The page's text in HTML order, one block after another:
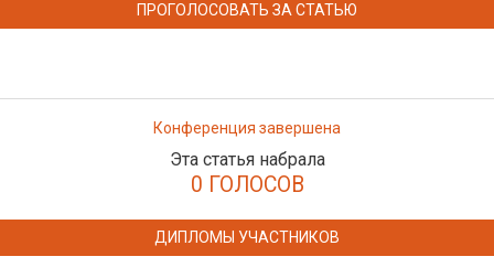
ПРОГОЛОСОВАТЬ ЗА СТАТЬЮ
Конференция завершена
Эта статья набрала
0 ГОЛОСОВ
ДИПЛОМЫ УЧАСТНИКОВ